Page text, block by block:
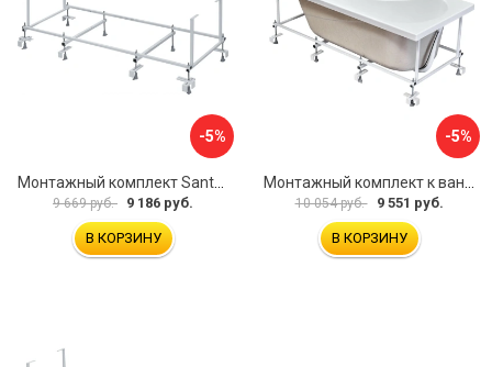
-5%
9 669 руб. 9 186 руб.
В КОРЗИНУ
-5%
10 054 руб. 9 551 руб.
В КОРЗИНУ